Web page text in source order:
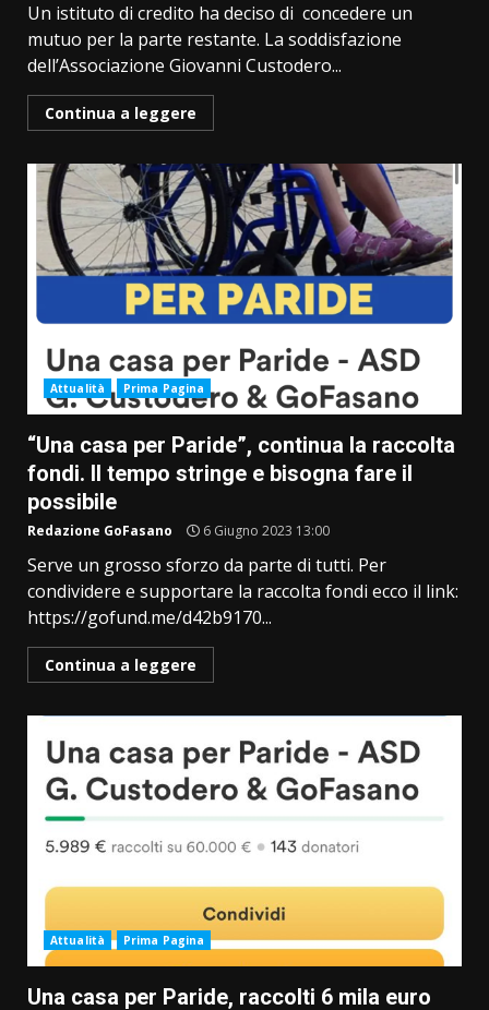
Un istituto di credito ha deciso di concedere un
mutuo per la parte restante. La soddisfazione
dell’Associazione Giovanni Custodero...
Continua a leggere
Attualità Prima Pagina
“Una casa per Paride”, continua la raccolta
fondi. Il tempo stringe e bisogna fare il
possibile
Redazione GoFasano 6 Giugno 2023 13:00
Serve un grosso sforzo da parte di tutti. Per
condividere e supportare la raccolta fondi ecco il link:
https://gofund.me/d42b9170...
Continua a leggere
Attualità Prima Pagina
Una casa per Paride, raccolti 6 mila euro